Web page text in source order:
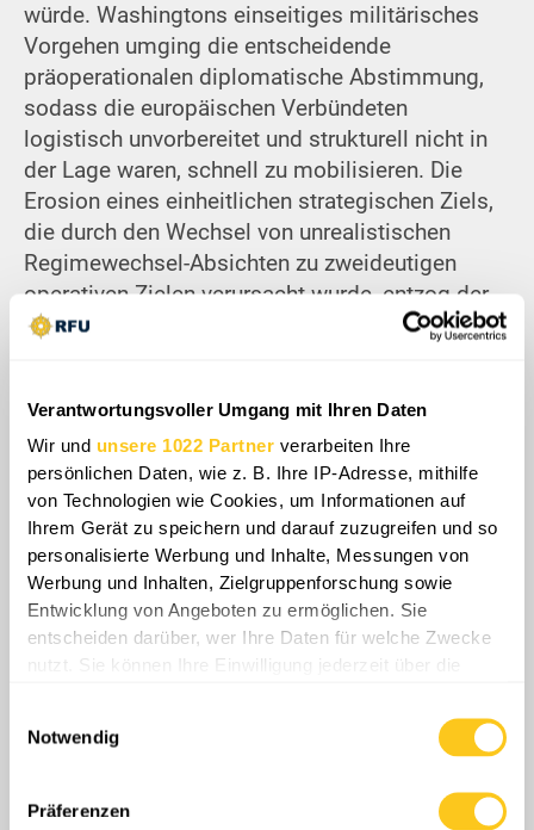
Verantwortungsvoller Umgang mit Ihren Daten
Wir und unsere 1022 Partner verarbeiten Ihre
persönlichen Daten, wie z. B. Ihre IP-Adresse, mithilfe
von Technologien wie Cookies, um Informationen auf
Ihrem Gerät zu speichern und darauf zuzugreifen und so
personalisierte Werbung und Inhalte, Messungen von
Werbung und Inhalten, Zielgruppenforschung sowie
Entwicklung von Angeboten zu ermöglichen. Sie
entscheiden darüber, wer Ihre Daten für welche Zwecke
nutzt. Sie können Ihre Einwilligung jederzeit über die
Informationen über Ihre geografische Lage
Notwendig
Präferenzen
würde. Washingtons einseitiges militärisches
Vorgehen umging die entscheidende
präoperationalen diplomatische Abstimmung,
sodass die europäischen Verbündeten
logistisch unvorbereitet und strukturell nicht in
der Lage waren, schnell zu mobilisieren. Die
Erosion eines einheitlichen strategischen Ziels,
die durch den Wechsel von unrealistischen
Regimewechsel-Absichten zu zweideutigen
operativen Zielen verursacht wurde, entzog der
kollektiven Aktion weiter das politische
strikt defensive Haltung ein, die sich eher auf
die nationale Selbsterhaltung und plausible
Bestreitbarkeit als auf offensive
Koalitionsoperationen konzentrierte. Diese
strategische Fragmentierung unterstreicht, dass
militärische Bereitschaft ohne eine
entsprechende politische Abstimmung und
klare, einvernehmlich festgelegte geopolitische
Ziele wirkungslos bleibt.